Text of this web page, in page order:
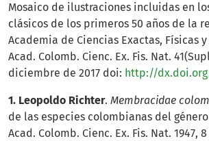
Mosaico de ilustraciones incluidas en
clásicos de los primeros 50 años de la
Academia de Ciencias Exactas, Físicas
Acad. Colomb. Cienc. Ex. Fis. Nat.
diciembre de 2017 doi: http://
1. Leopoldo Richter. Membracidae
de las especies colombianas del género
Acad. Colomb. Cienc. Ex. Fis. Nat. 1947,